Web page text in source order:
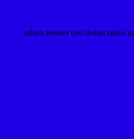
subaru forester çeki demiri takma